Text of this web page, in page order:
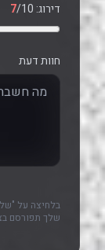
דירוג: 7/10
חוות דעת
בלחיצה על
שלך תפורסם